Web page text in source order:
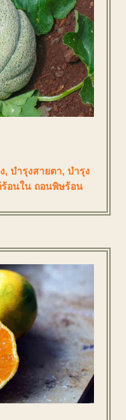
, บำรุงสายตา, บำรุง
ร้อนใน ถอนพิษร้อน